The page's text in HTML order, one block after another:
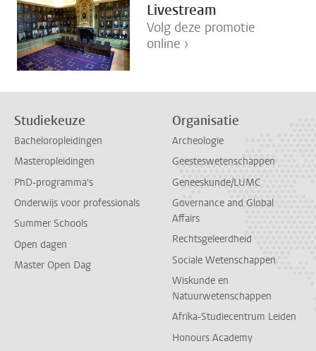
Livestream
Volg deze promotie
online ›
Studiekeuze
Bacheloropleidingen
Masteropleidingen
PhD-programma's
Onderwijs voor professionals
Summer Schools
Open dagen
Master Open Dag
Organisatie
Archeologie
Geesteswetenschappen
Geneeskunde/LUMC
Governance and Global
Affairs
Rechtsgeleerdheid
Sociale Wetenschappen
Wiskunde en
Natuurwetenschappen
Afrika-Studiecentrum Leiden
Honours Academy